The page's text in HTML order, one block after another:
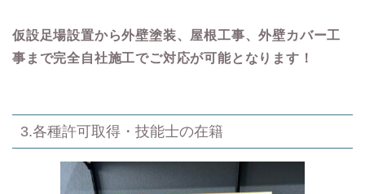
仮設足場設置から外壁塗装、屋根工事、外壁カバー工
事まで完全自社施工でご対応が可能となります！
3.各種許可取得・技能士の在籍